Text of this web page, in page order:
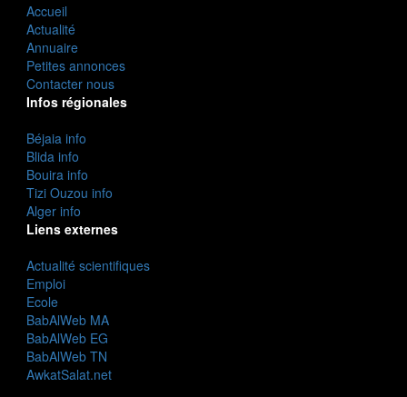
Accueil
Actualité
Annuaire
Petites annonces
Contacter nous
Infos régionales
Béjaia info
Blida info
Bouira info
Tizi Ouzou info
Alger info
Liens externes
Actualité scientifiques
Emploi
Ecole
BabAlWeb MA
BabAlWeb EG
BabAlWeb TN
AwkatSalat.net